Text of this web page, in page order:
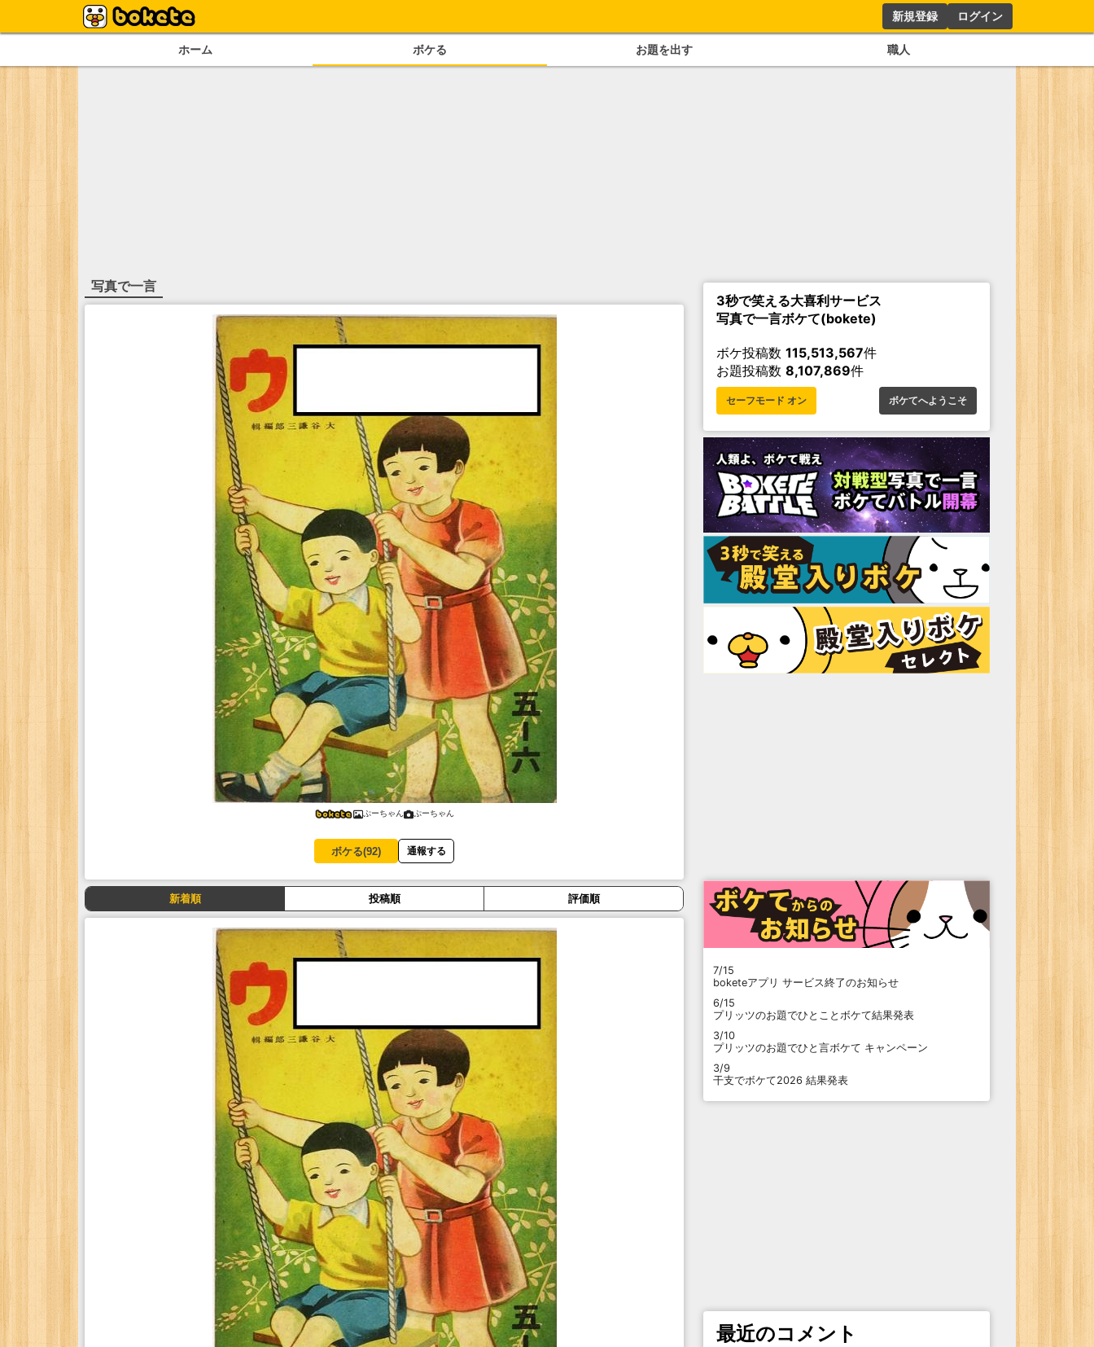
新規登録 ログイン
ホーム ボケる お題を出す 職人
写真で一言
ぷーちゃん ぷーちゃん
ボケる(92) 通報する
新着順 投稿順 評価順
3秒で笑える大喜利サービス
写真で一言ボケて(bokete)
ボケ投稿数 115,513,567件
お題投稿数 8,107,869件
セーフモード オン ボケてへようこそ
7/15
boketeアプリ サービス終了のお知らせ
6/15
プリッツのお題でひとことボケて結果発表
3/10
プリッツのお題でひと言ボケて キャンペーン
3/9
干支でボケて2026 結果発表
最近のコメント